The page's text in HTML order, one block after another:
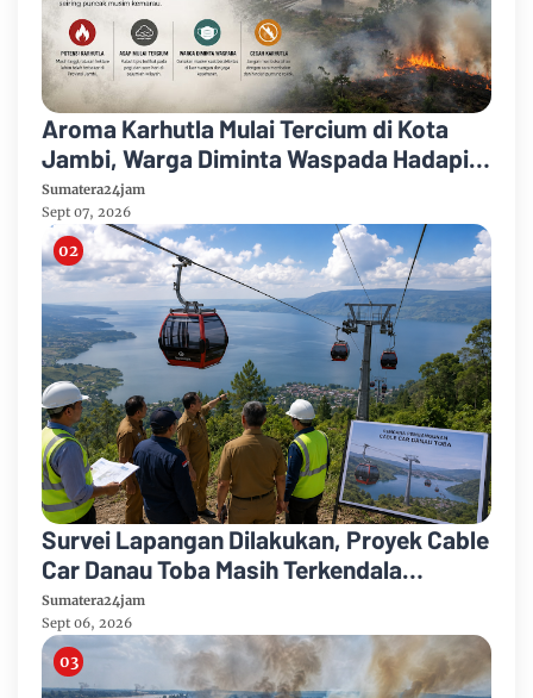
Aroma Karhutla Mulai Tercium di Kota
Jambi, Warga Diminta Waspada Hadapi
Puncak Kemarau
Sumatera24jam
Sept 07, 2026
Survei Lapangan Dilakukan, Proyek Cable
Car Danau Toba Masih Terkendala
Pembebasan BPHTB di Sebagian Lahan
Sumatera24jam
Sept 06, 2026